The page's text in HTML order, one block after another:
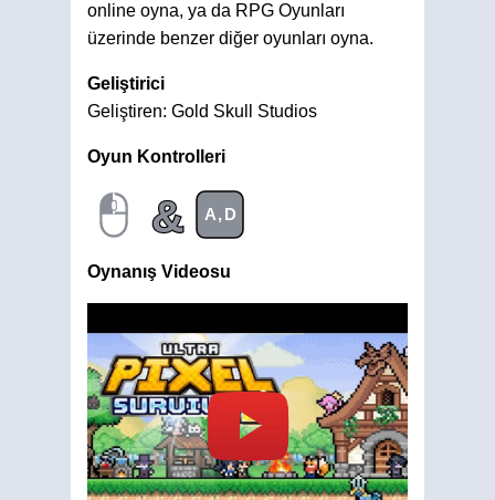
online oyna, ya da RPG Oyunları
üzerinde benzer diğer oyunları oyna.
Geliştirici
Geliştiren: Gold Skull Studios
Oyun Kontrolleri
& A,D
Oynanış Videosu